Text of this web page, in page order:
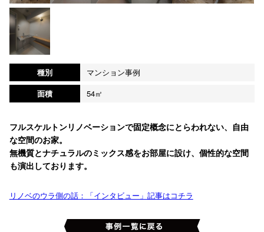
種別
マンション事例
面積
54㎡
フルスケルトンリノベーションで固定概念にとらわれない、自由
な空間のお家。
無機質とナチュラルのミックス感をお部屋に設け、個性的な空間
も演出しております。
リノベのウラ側の話：「インタビュー」記事はコチラ